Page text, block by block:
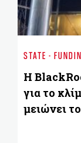
STATE -
Η
για το
μειώνει